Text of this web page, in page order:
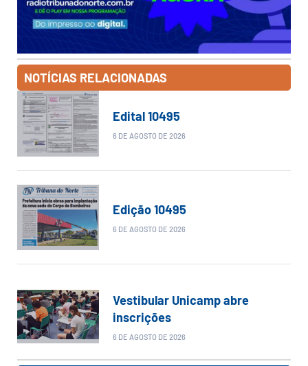
NOTÍCIAS RELACIONADAS
Edital 10495
6 DE AGOSTO DE 2026
Edição 10495
6 DE AGOSTO DE 2026
Vestibular Unicamp abre
inscrições
6 DE AGOSTO DE 2026